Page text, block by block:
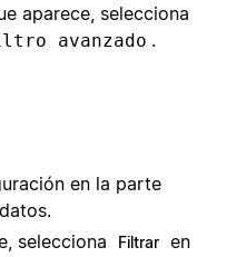
aparece, selecciona
avanzado .
en la parte
selecciona
Filtrar en